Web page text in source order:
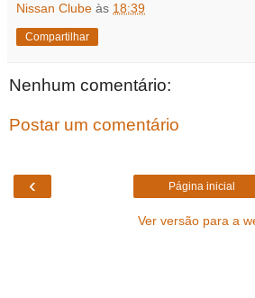
Nissan Clube às 18:39
Compartilhar
Nenhum comentário:
Postar um comentário
‹ Página inicial
Ver versão para a